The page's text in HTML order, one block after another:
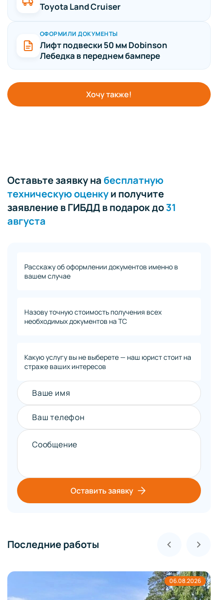
Toyota Land Cruiser
ОФОРМИЛИ ДОКУМЕНТЫ
Лифт подвески 50 мм Dobinson
Лебедка в переднем бампере
Хочу также!
Оставьте заявку набесплатную
техническую оценкуи получите
заявление в ГИБДД в подарок до31
августа
Расскажу об оформлении документов именно в
вашем случае
Назову точную стоимость получения всех
необходимых документов на ТС
Какую услугу вы не выберете — наш юрист стоит на
страже ваших интересов
Ваше имя
Ваш телефон
Сообщение
Оставить заявку
Последние работы
06.08.2026